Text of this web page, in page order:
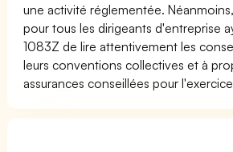
une activité réglementée.
pour tous les dirigeants d'entreprise
1083Z de lire attentivement les
leurs conventions collectives et à
assurances conseillées pour